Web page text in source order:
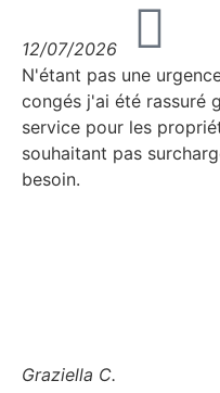
12/07/2026
N'étant pas une
congés j'ai été rassuré
service pour les
souhaitant pas
besoin.
Graziella C.